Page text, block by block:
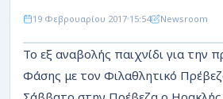
ΣΠΟΡ
ΕΙΔΗΣΕΙΣ
ΑΡΘΡΟΓΡΑΦΙΕΣ
19 Φεβρουαρίου 2017 15:54 Newsroom
Το εξ αναβολής παιχνίδι για την
Φάσης με τον Φιλαθλητικό